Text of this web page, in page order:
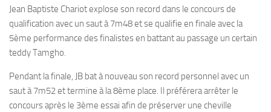
Jean Baptiste Chariot explose son record dans le concours de
qualification avec un saut à 7m48 et se qualifie en finale avec la
5ème performance des finalistes en battant au passage un certain
teddy Tamgho.
Pendant la finale, JB bat à nouveau son record personnel avec un
saut à 7m52 et termine à la 8ème place. Il préférera arrêter le
concours après le 3ème essai afin de préserver une cheville